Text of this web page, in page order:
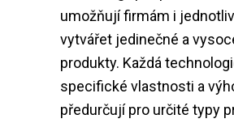
umožňují firmám i
vytvářet jedinečné a
produkty. Každá
specifické vlastnosti a
předurčují pro určité typy